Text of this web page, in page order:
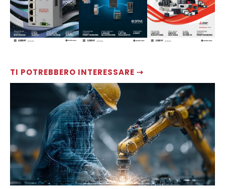
TI POTREBBERO INTERESSARE ⇢